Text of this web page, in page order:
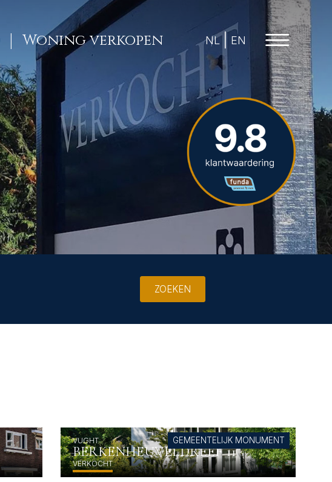
Woning verkopen NL EN
ZOEKEN
GEMEENTELIJK MONUMENT
VUGHT
BERKENHEUVELDREEF 11
VERKOCHT